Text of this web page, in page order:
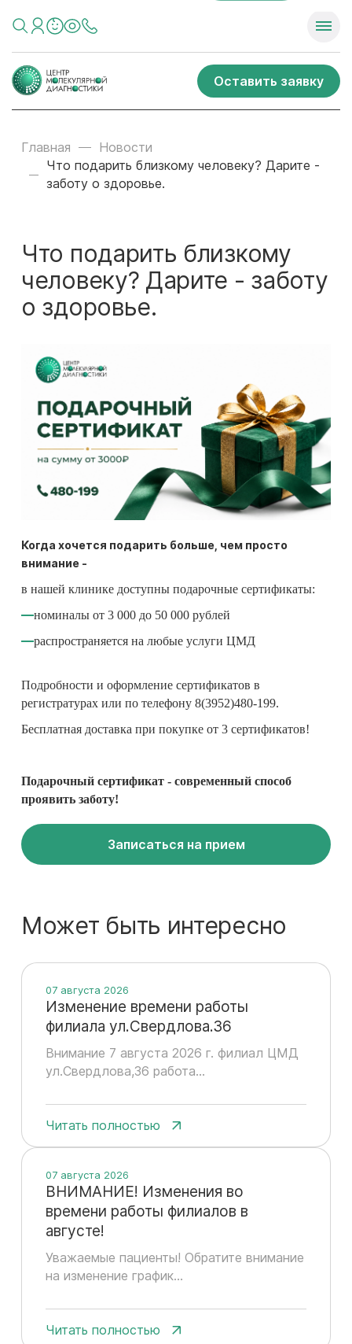
Оставить заявку
Главная
Новости
Что подарить близкому человеку? Дарите -
заботу о здоровье.
Что подарить близкому
человеку? Дарите - заботу
о здоровье.
Когда хочется подарить больше, чем просто
внимание -
в нашей клинике доступны подарочные сертификаты:
номиналы от 3 000 до 50 000 рублей
распространяется на любые услуги ЦМД
Подробности и оформление сертификатов в
регистратурах или по телефону 8(3952)480-199.
Бесплатная доставка при покупке от 3 сертификатов!
Подарочный сертификат - современный способ
проявить заботу!
Записаться на прием
Может быть интересно
Изменение времени работы
филиала ул.Свердлова.36
Внимание 7 августа 2026 г. филиал ЦМД
ул.Свердлова,36 работа...
07 августа 2026
Читать полностью
ВНИМАНИЕ! Изменения во
времени работы филиалов в
августе!
Уважаемые пациенты! Обратите внимание
на изменение график...
07 августа 2026
Читать полностью